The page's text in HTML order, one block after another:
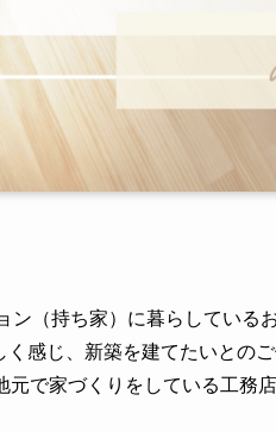
（持ち家）に暮らしているお
感じ、新築を建てたいとのご
で家づくりをしている工務